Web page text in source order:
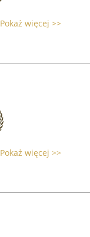
Pokaż więcej >>
Pokaż więcej >>